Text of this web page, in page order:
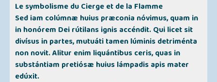
Le symbolisme du Cierge et de la Flamme
Sed iam colúmnæ huius præconia nóvimus, quam in
in honórem Dei rútilans ignis accéndit. Qui licet sit
divísus in partes, mutuáti tamen lúminis detriménta
non novit. Alitur enim liquántibus ceris, quas in
substántiam pretiósæ huius lámpadis apis mater
edúxit.